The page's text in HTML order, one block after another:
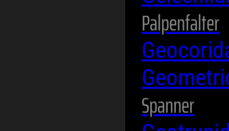
Palpenfalter
Spanner